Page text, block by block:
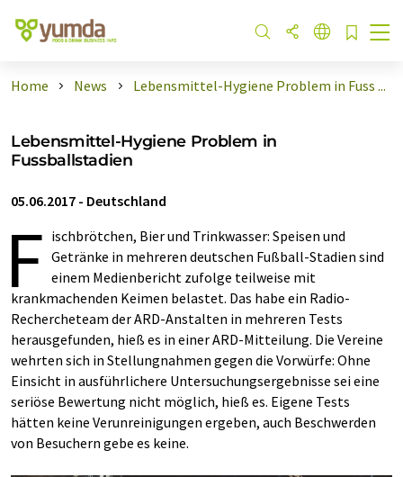
Home News Lebensmittel-Hygiene Problem in Fuss ...
Lebensmittel-Hygiene Problem in
Fussballstadien
05.06.2017 - Deutschland
F ischbrötchen, Bier und Trinkwasser: Speisen und
Getränke in mehreren deutschen Fußball-Stadien sind
einem Medienbericht zufolge teilweise mit
krankmachenden Keimen belastet. Das habe ein Radio-
Rechercheteam der ARD-Anstalten in mehreren Tests
herausgefunden, hieß es in einer ARD-Mitteilung. Die Vereine
wehrten sich in Stellungnahmen gegen die Vorwürfe: Ohne
Einsicht in ausführlichere Untersuchungsergebnisse sei eine
seriöse Bewertung nicht möglich, hieß es. Eigene Tests
hätten keine Verunreinigungen ergeben, auch Beschwerden
von Besuchern gebe es keine.